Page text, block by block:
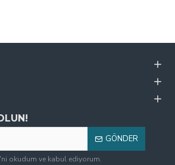
GÖNDER
'ni okudum ve kabul ediyorum.